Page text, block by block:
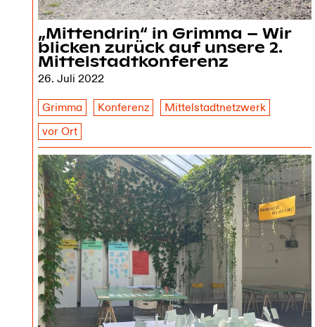
„Mittendrin“ in Grimma – Wir
blicken zurück auf unsere 2.
Mittelstadtkonferenz
26. Juli 2022
Grimma Konferenz
Mittelstadtnetzwerk
vor Ort